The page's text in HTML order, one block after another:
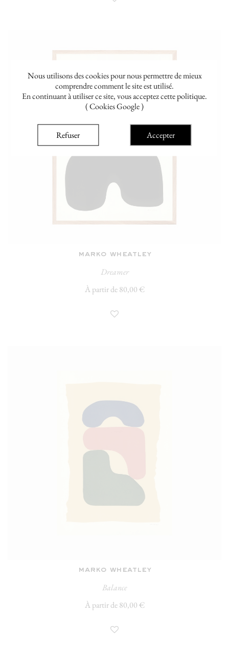
Nous utilisons des cookies pour nous permettre de mieux
comprendre comment le site est utilisé.
En continuant à utiliser ce site, vous acceptez cette politique.
( Cookies Google )
Refuser Accepter
marko wheatley
Dreamer
À partir de 80,00 €
marko wheatley
Balance
À partir de 80,00 €